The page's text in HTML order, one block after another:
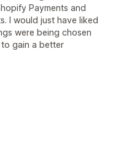
Payments and
I would just have liked
were being chosen
gain a better